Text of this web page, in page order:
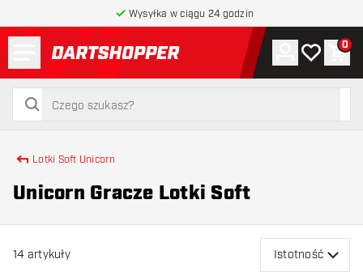
Wysyłka w ciągu 24 godzin
powrót do strony głównej
szukaj
szukaj
Konto
Moja lista
0
Lotki Soft Unicorn
Unicorn Gracze Lotki Soft
14 artykuły Istotność